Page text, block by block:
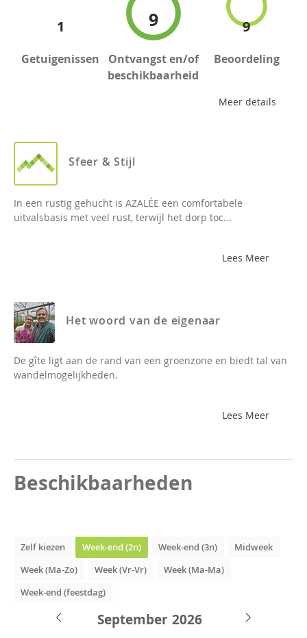
1
Getuigenissen
9
Ontvangst en/of
beschikbaarheid
9
Beoordeling
Meer details
Sfeer & Stijl
In een rustig gehucht is AZALÉE een comfortabele
uitvalsbasis met veel rust, terwijl het dorp toc...
Lees Meer
Het woord van de eigenaar
De gîte ligt aan de rand van een groenzone en biedt tal van
wandelmogelijkheden.
Lees Meer
Beschikbaarheden
Zelf kiezen Week-end (2n) Week-end (3n)
Midweek
Week (Ma-Zo)
Week (Vr-Vr)
Week (Ma-Ma)
Week-end (feestdag)
September